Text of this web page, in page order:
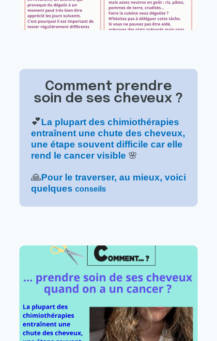
Comment prendre
soin de ses cheveux ?
💕La plupart des chimiothérapies
entraînent une chute des cheveux,
une étape souvent difficile car elle
rend le cancer visible 🌸
🙏Pour le traverser, au mieux, voici
quelques conseils